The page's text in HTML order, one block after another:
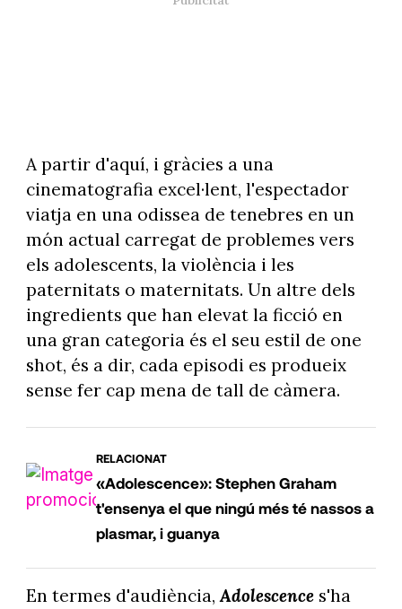
A partir d'aquí, i gràcies a una
cinematografia excel·lent, l'espectador
viatja en una odissea de tenebres en un
món actual carregat de problemes vers
els adolescents, la violència i les
paternitats o maternitats. Un altre dels
ingredients que han elevat la ficció en
una gran categoria és el seu estil de one
shot, és a dir, cada episodi es produeix
sense fer cap mena de tall de càmera.
RELACIONAT
«Adolescence»: Stephen Graham
t'ensenya el que ningú més té nassos a
plasmar, i guanya
En termes d'audiència,Adolescences'ha